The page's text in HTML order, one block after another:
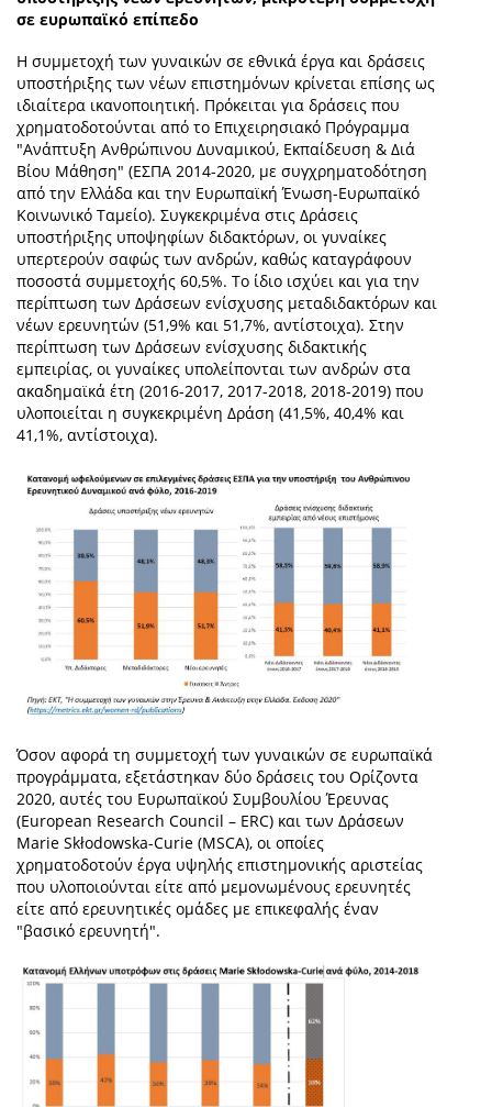
σε ευρωπαϊκό επίπεδο
Η συμμετοχή των γυναικών σε εθνικά έργα και δράσεις
υποστήριξης των νέων επιστημόνων κρίνεται επίσης ως
ιδιαίτερα ικανοποιητική. Πρόκειται για δράσεις που
χρηματοδοτούνται από το Επιχειρησιακό Πρόγραμμα
"Ανάπτυξη Ανθρώπινου Δυναμικού, Εκπαίδευση & Διά
Βίου Μάθηση" (ΕΣΠΑ 2014-2020, με συγχρηματοδότηση
από την Ελλάδα και την Ευρωπαϊκή Ένωση-Ευρωπαϊκό
Κοινωνικό Ταμείο). Συγκεκριμένα στις Δράσεις
υποστήριξης υποψηφίων διδακτόρων, οι γυναίκες
υπερτερούν σαφώς των ανδρών, καθώς καταγράφουν
ποσοστά συμμετοχής 60,5%. Το ίδιο ισχύει και για την
περίπτωση των Δράσεων ενίσχυσης μεταδιδακτόρων και
νέων ερευνητών (51,9% και 51,7%, αντίστοιχα). Στην
περίπτωση των Δράσεων ενίσχυσης διδακτικής
εμπειρίας, οι γυναίκες υπολείπονται των ανδρών στα
ακαδημαϊκά έτη (2016-2017, 2017-2018, 2018-2019) που
υλοποιείται η συγκεκριμένη Δράση (41,5%, 40,4% και
41,1%, αντίστοιχα).
Όσον αφορά τη συμμετοχή των γυναικών σε ευρωπαϊκά
προγράμματα, εξετάστηκαν δύο δράσεις του Ορίζοντα
2020, αυτές του Ευρωπαϊκού Συμβουλίου Έρευνας
(European Research Council – ERC) και των Δράσεων
Marie Skłodowska-Curie (MSCA), οι οποίες
χρηματοδοτούν έργα υψηλής επιστημονικής αριστείας
που υλοποιούνται είτε από μεμονωμένους ερευνητές
είτε από ερευνητικές ομάδες με επικεφαλής έναν
"βασικό ερευνητή".